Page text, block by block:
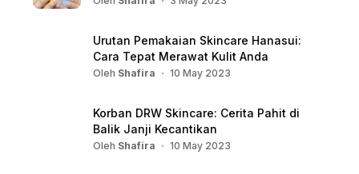
Urutan Pemakaian Skincare Hanasui:
Cara Tepat Merawat Kulit Anda
Oleh Shafira 10 May 2023
Korban DRW Skincare: Cerita Pahit di
Balik Janji Kecantikan
Oleh Shafira 10 May 2023